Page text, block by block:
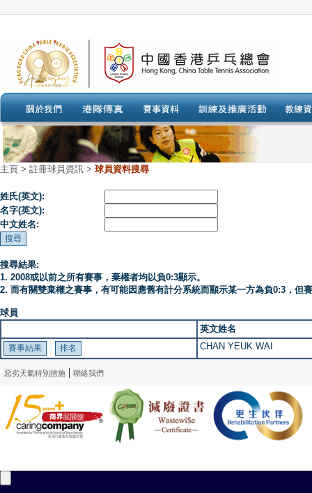
主頁 > 註冊球員資訊 > 球員資料搜尋
姓氏(英文):
名字(英文):
中文姓名:
搜尋結果:
1. 2008或以前之所有賽事，棄權者均以負0:3顯示。
2. 而有關雙棄權之賽事，有可能因應舊有計分系統而顯示某一方為負0:3，但
球員
英文姓名
CHAN YEUK WAI